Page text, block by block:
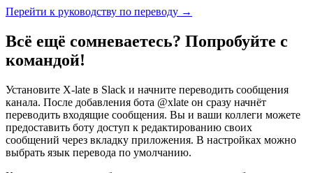
Перейти к руководству по переводу →
Всё ещё сомневаетесь? Попробуйте с
командой!
Установите X-late в Slack и начните переводить сообщения
канала. После добавления бота @xlate он сразу начнёт
переводить входящие сообщения. Вы и ваши коллеги можете
предоставить боту доступ к редактированию своих
сообщений через вкладку приложения. В настройках можно
выбрать язык перевода по умолчанию.